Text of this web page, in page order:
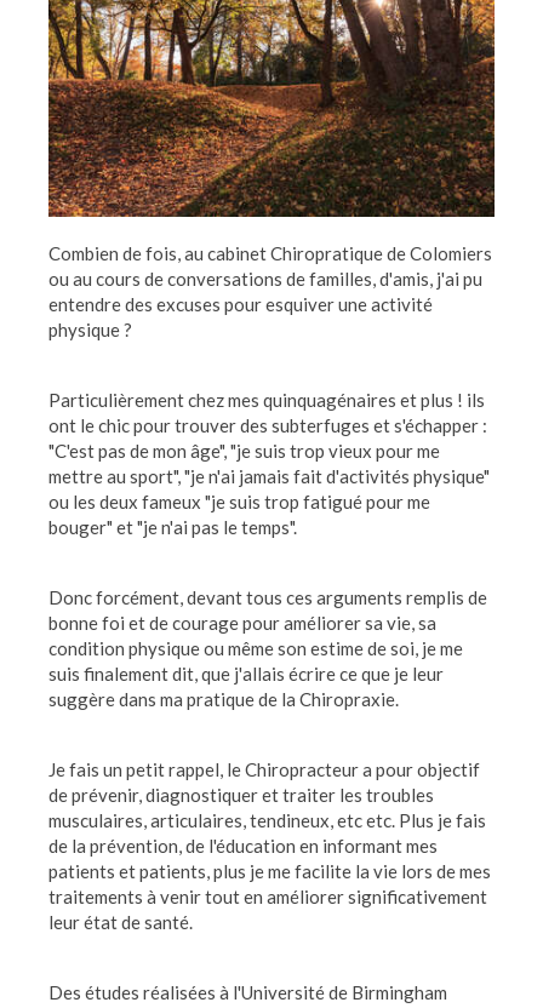
Combien de fois, au cabinet Chiropratique de Colomiers
ou au cours de conversations de familles, d'amis, j'ai pu
entendre des excuses pour esquiver une activité
physique ?
Particulièrement chez mes quinquagénaires et plus ! ils
ont le chic pour trouver des subterfuges et s'échapper :
"C'est pas de mon âge", "je suis trop vieux pour me
mettre au sport", "je n'ai jamais fait d'activités physique"
ou les deux fameux "je suis trop fatigué pour me
bouger" et "je n'ai pas le temps".
Donc forcément, devant tous ces arguments remplis de
bonne foi et de courage pour améliorer sa vie, sa
condition physique ou même son estime de soi, je me
suis finalement dit, que j'allais écrire ce que je leur
suggère dans ma pratique de la Chiropraxie.
Je fais un petit rappel, le Chiropracteur a pour objectif
de prévenir, diagnostiquer et traiter les troubles
musculaires, articulaires, tendineux, etc etc. Plus je fais
de la prévention, de l'éducation en informant mes
patients et patients, plus je me facilite la vie lors de mes
traitements à venir tout en améliorer significativement
leur état de santé.
Des études réalisées à l'Université de Birmingham